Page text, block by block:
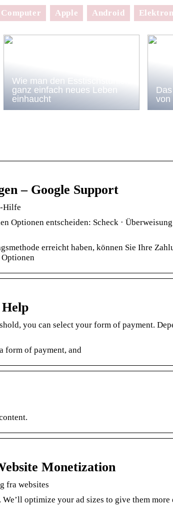
Computer Apple Android
Wie man den Esstischstühlen
ganz einfach neues Leben
einhaucht
von
– Google Support
Hilfe
Optionen entscheiden: Scheck ·
erreicht haben, können Sie Ihre
Help
you can select your form of payment.
form of payment, and
Monetization
fra websites
optimize your ad sizes to give them more